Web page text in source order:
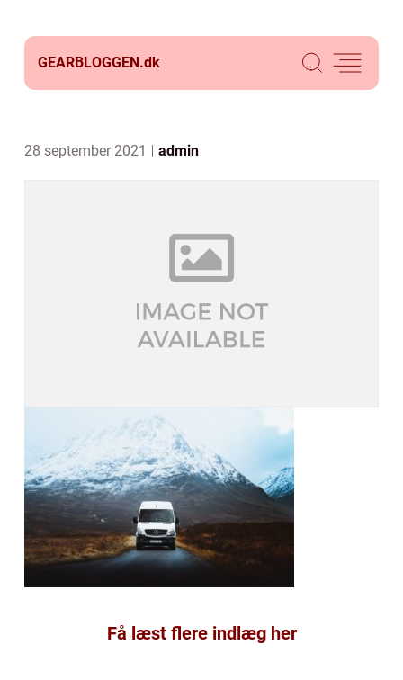
GEARBLOGGEN.dk
28 september 2021 admin
Få læst flere indlæg her